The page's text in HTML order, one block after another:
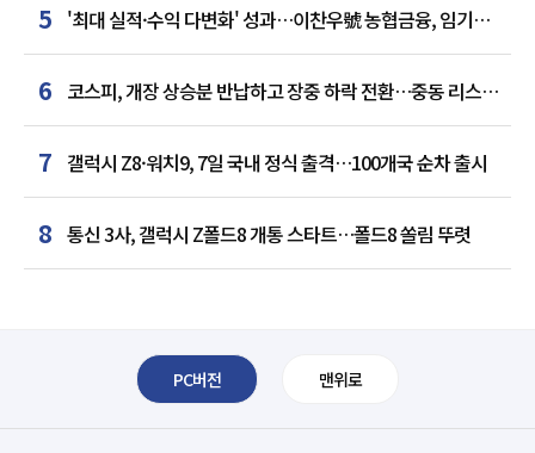
5 '최대 실적·수익 다변화' 성과…이찬우號 농협금융, 임기
말년 성장 박차
6 코스피, 개장 상승분 반납하고 장중 하락 전환…중동 리스크·
美 경계감
7 갤럭시 Z8·워치9, 7일 국내 정식 출격…100개국 순차 출시
8 통신 3사, 갤럭시 Z폴드8 개통 스타트…폴드8 쏠림 뚜렷
PC버전 맨위로